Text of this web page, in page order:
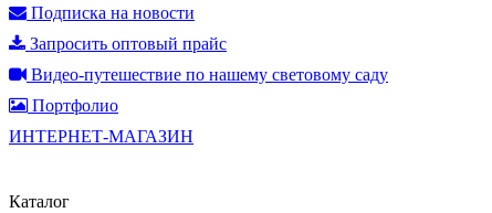
Подписка на новости
Запросить оптовый прайс
Видео-путешествие по нашему световому саду
Портфолио
ИНТЕРНЕТ-МАГАЗИН
Каталог